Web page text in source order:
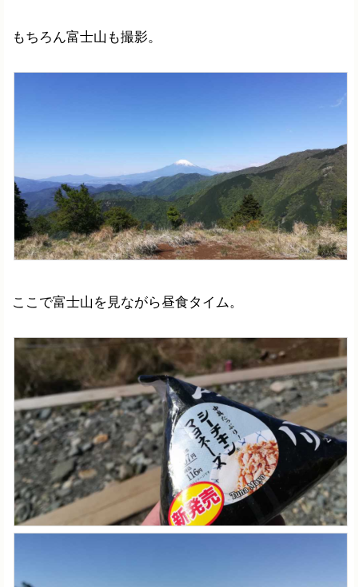
もちろん富士山も撮影。
ここで富士山を見ながら昼食タイム。